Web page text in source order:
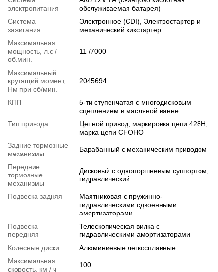
электропитания
обслуживаемая батарея)
Система
зажигания
Электронное (CDI), Электростартер и
механический кикстартер
Максимальная
мощность, л.с./
об.мин.
11 /7000
Максимальный
крутящий момент,
Нм при об/мин.
2045694
КПП
5-ти ступенчатая с многодисковым
сцеплением в масляной ванне
Тип привода
Цепной привод, маркировка цепи 428H,
марка цепи CHOHO
Задние тормозные
механизмы
Барабанный с механическим приводом
Передние
тормозные
механизмы
Дисковый с однопоршневым суппортом,
гидравлический
Подвеска задняя
Маятниковая с пружинно-
гидравлическими сдвоенными
амортизаторами
Подвеска
передняя
Телескопическая вилка c
гидравлическими амортизаторами
Колесные диски
Алюминиевые легкосплавные
Максимальная
скорость, км / ч
100